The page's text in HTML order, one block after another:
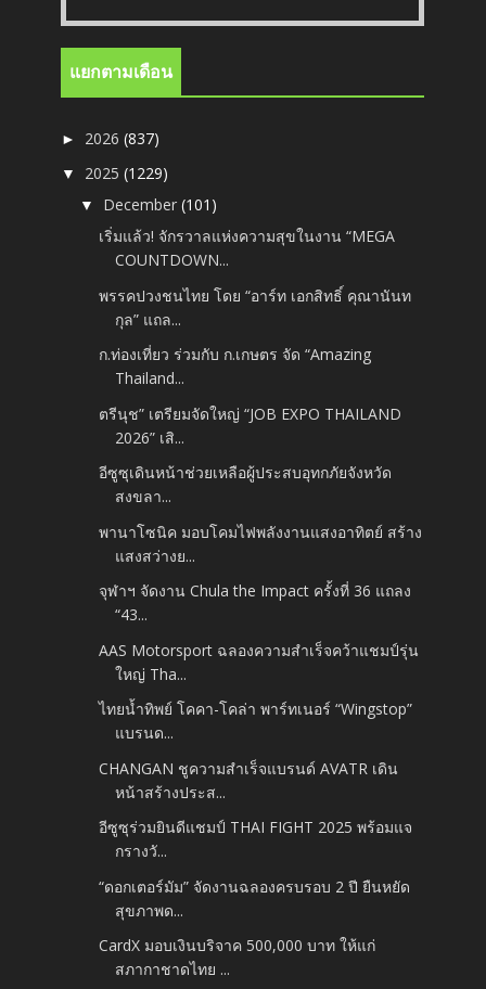
แยกตามเดือน
► 2026(837)
▼ 2025(1229)
▼ December(101)
เริ่มแล้ว! จักรวาลแห่งความสุขในงาน “MEGA
COUNTDOWN...
พรรคปวงชนไทย โดย “อาร์ท เอกสิทธิ์ คุณานันท
กุล” แถล...
ก.ท่องเที่ยว ร่วมกับ ก.เกษตร จัด “Amazing
Thailand...
ตรีนุช” เตรียมจัดใหญ่ “JOB EXPO THAILAND
2026” เสิ...
อีซูซุเดินหน้าช่วยเหลือผู้ประสบอุทกภัยจังหวัด
สงขลา...
พานาโซนิค มอบโคมไฟพลังงานแสงอาทิตย์ สร้าง
แสงสว่างย...
จุฬาฯ จัดงาน Chula the Impact ครั้งที่ 36 แถลง
“43...
AAS Motorsport ฉลองความสำเร็จคว้าแชมป์รุ่น
ใหญ่ Tha...
ไทยน้ำทิพย์ โคคา-โคล่า พาร์ทเนอร์ “Wingstop”
แบรนด...
CHANGAN ชูความสำเร็จแบรนด์ AVATR เดิน
หน้าสร้างประส...
อีซูซุร่วมยินดีแชมป์ THAI FIGHT 2025 พร้อมแจ
กรางวั...
“ดอกเตอร์มัม” จัดงานฉลองครบรอบ 2 ปี ยืนหยัด
สุขภาพด...
CardX มอบเงินบริจาค 500,000 บาท ให้แก่
สภากาชาดไทย ...